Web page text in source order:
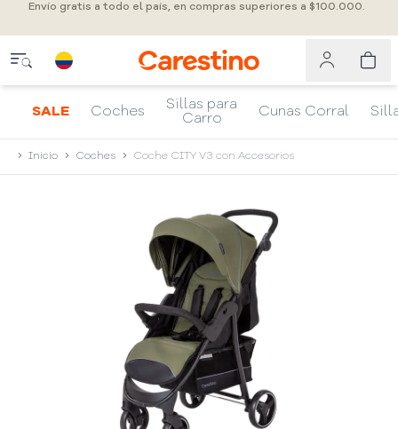
Envío gratis a todo el país, en compras superiores a $100.000.
SALE Coches
Sillas para
Carro
Cunas Corral
Inicio Coches Coche CITY V3 con Accesorios